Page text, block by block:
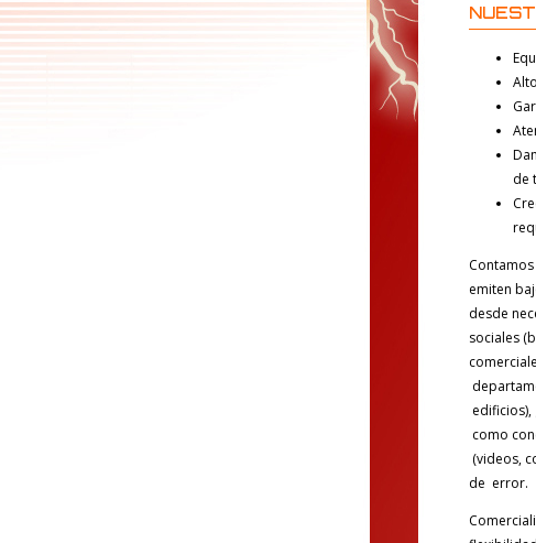
de
emiten
desde
sociales
como
(videos,
de error.